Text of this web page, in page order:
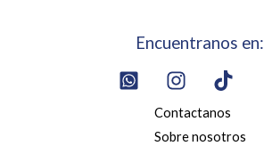
Encuentranos en:
Contactanos
Sobre nosotros